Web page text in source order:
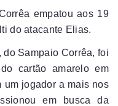
empatou aos 19
do atacante Elias.
Sampaio Corrêa, foi
cartão amarelo em
um jogador a mais nos
em busca da